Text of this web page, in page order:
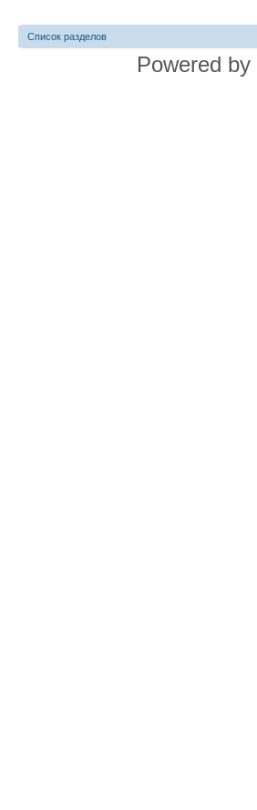
Список разделов
Powered by